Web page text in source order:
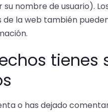
nombre de usuario).
la web también
tienes
o has dejado